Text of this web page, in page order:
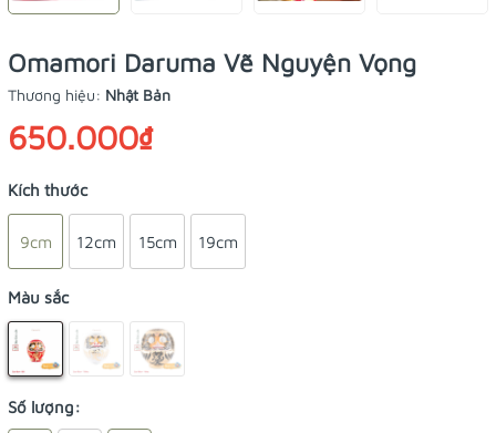
Omamori Daruma Vẽ Nguyện Vọng
Thương hiệu: Nhật Bản
650.000₫
Kích thước
9cm 12cm 15cm 19cm
Màu sắc
Số lượng: